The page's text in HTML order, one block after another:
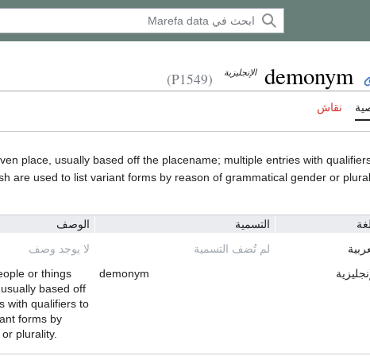
demonym الإنجليزية (P1549)
نقاش
place, usually based off the placename; multiple entries with
are used to list variant forms by reason of grammatical gender or
التسمية الوصف
لم تُضف التسمية
لا يوجد وصف
demonym
or things
based off
with qualifiers to
forms by
plurality.